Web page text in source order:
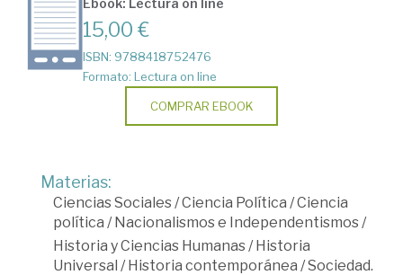
15,00 €
ISBN: 9788418752476
Formato: Lectura on line
COMPRAR EBOOK
Materias:
Ciencias Sociales/Ciencia Política /Ciencia
política /Nacionalismos e Independentismos/
Historia y Ciencias Humanas/Historia
Universal /Historia contemporánea /Sociedad.